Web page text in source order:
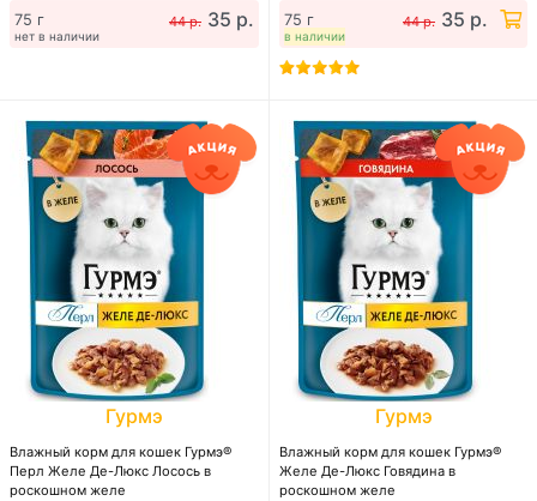
нет в наличии
75 г 44 р. 35 р.
в наличии
75 г 44 р. 35 р.
Гурмэ
Влажный корм для кошек Гурмэ®
Перл Желе Де-Люкс Лосось в
роскошном желе
Гурмэ
Влажный корм для кошек Гурмэ®
Желе Де-Люкс Говядина в
роскошном желе